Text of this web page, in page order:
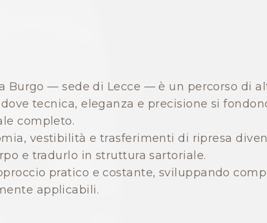
Burgo — sede di Lecce — è un percorso di
tecnica, eleganza e precisione si
completo.
vestibilità e trasferimenti di ripresa
e tradurlo in struttura sartoriale.
pratico e costante, sviluppando
applicabili.